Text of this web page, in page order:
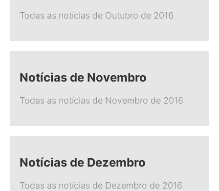
Todas as notícias de Outubro de 2016
Notícias de Novembro
Todas as notícias de Novembro de 2016
Notícias de Dezembro
Todas as notícias de Dezembro de 2016